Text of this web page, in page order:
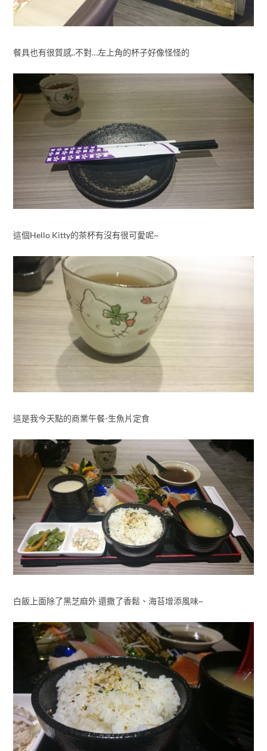
餐具也有很質感..不對…左上角的杯子好像怪怪的
這個Hello Kitty的茶杯有沒有很可愛呢~
這是我今天點的商業午餐-生魚片定食
白飯上面除了黑芝麻外 還撒了香鬆、海苔增添風味~